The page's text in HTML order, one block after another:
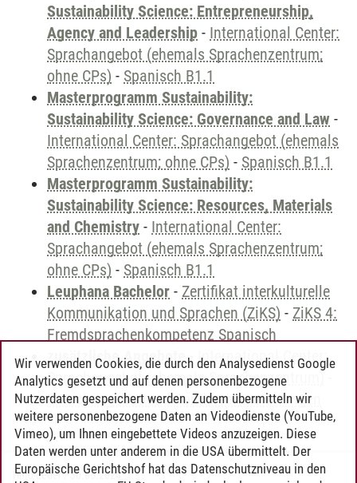
Sustainability Science: Entrepreneurship,
Agency and Leadership - International Center:
Sprachangebot (ehemals Sprachenzentrum;
ohne CPs) - Spanisch B1.1
Masterprogramm Sustainability:
Sustainability Science: Governance and Law -
International Center: Sprachangebot (ehemals
Sprachenzentrum; ohne CPs) - Spanisch B1.1
Masterprogramm Sustainability:
Sustainability Science: Resources, Materials
and Chemistry - International Center:
Sprachangebot (ehemals Sprachenzentrum;
ohne CPs) - Spanisch B1.1
Leuphana Bachelor - Zertifikat interkulturelle
Kommunikation und Sprachen (ZiKS) - ZiKS 4:
Fremdsprachenkompetenz Spanisch
zusätzliche Angebote- International Center:
Sprachangebot (ehemals Sprachenzentrum)
Sprachangebot und Sonderveranstaltungen
Timo Leder/30.06.2024
Wir verwenden Cookies, die durch den Analysedienst Google
Analytics gesetzt und auf denen personenbezogene
Nutzerdaten gespeichert werden. Zudem übermitteln wir
weitere personenbezogene Daten an Videodienste (YouTube,
Vimeo), um Ihnen eingebettete Videos anzuzeigen. Diese
Daten werden unter anderem in die USA übermittelt. Der
Europäische Gerichtshof hat das Datenschutzniveau in den